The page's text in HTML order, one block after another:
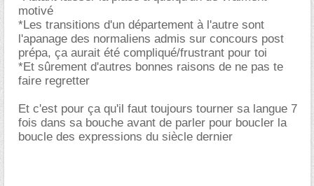
motivé
*Les transitions d'un département à l'autre sont
l'apanage des normaliens admis sur concours post
prépa, ça aurait été compliqué/frustrant pour toi
*Et sûrement d'autres bonnes raisons de ne pas te
faire regretter
Et c'est pour ça qu'il faut toujours tourner sa langue 7
fois dans sa bouche avant de parler pour boucler la
boucle des expressions du siècle dernier